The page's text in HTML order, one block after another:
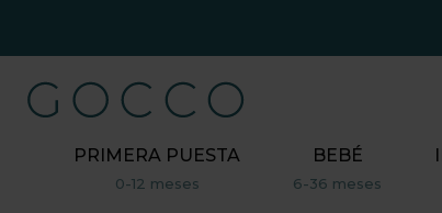
PRIMERA PUESTA
0-12 meses
BEBÉ
6-36 meses